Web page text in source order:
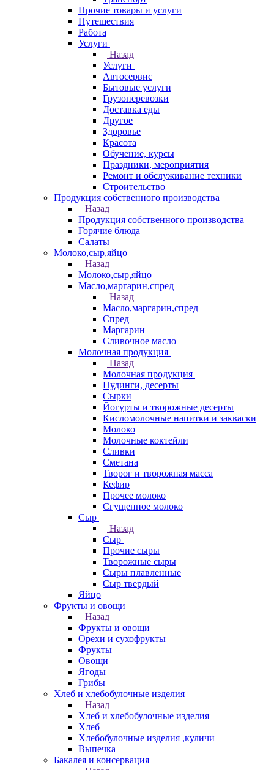
Прочие товары и услуги
Путешествия
Работа
Услуги
Назад
Услуги
Автосервис
Бытовые услуги
Грузоперевозки
Доставка еды
Другое
Здоровье
Красота
Обучение, курсы
Праздники, мероприятия
Ремонт и обслуживание техники
Строительство
Продукция собственного производства
Назад
Продукция собственного производства
Горячие блюда
Салаты
Молоко,сыр,яйцо
Назад
Молоко,сыр,яйцо
Масло,маргарин,спред
Назад
Масло,маргарин,спред
Спред
Маргарин
Сливочное масло
Молочная продукция
Назад
Молочная продукция
Пудинги, десерты
Сырки
Йогурты и творожные десерты
Кисломолочные напитки и закваски
Молоко
Молочные коктейли
Сливки
Сметана
Творог и творожная масса
Кефир
Прочее молоко
Сгущенное молоко
Сыр
Назад
Сыр
Прочие сыры
Творожные сыры
Сыры плавленные
Сыр твердый
Яйцо
Фрукты и овощи
Назад
Фрукты и овощи
Орехи и сухофрукты
Фрукты
Овощи
Ягоды
Грибы
Хлеб и хлебобулочные изделия
Назад
Хлеб и хлебобулочные изделия
Хлеб
Хлебобулочные изделия ,куличи
Выпечка
Бакалея и консервация